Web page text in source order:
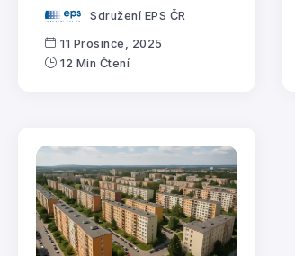
Sdružení EPS ČR
11 Prosince, 2025
12 Min Čtení